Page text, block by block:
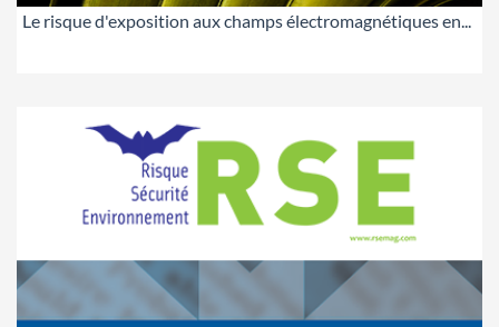
Le risque d'exposition aux champs électromagnétiques en...